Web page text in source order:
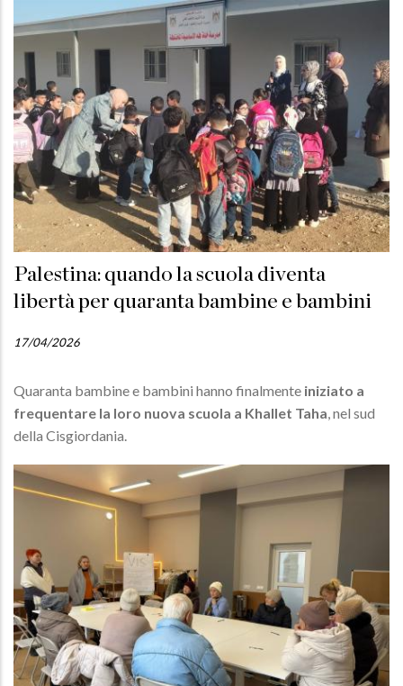
Palestina: quando la scuola diventa
libertà per quaranta bambine e bambini
17/04/2026
Quaranta bambine e bambini hanno finalmente iniziato a
frequentare la loro nuova scuola a Khallet Taha , nel sud
della Cisgiordania.